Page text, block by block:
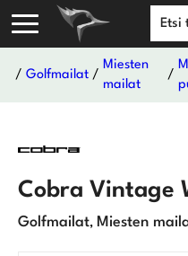
/Golfmailat /
Miesten
mailat
/
Cobra Vintage
Golfmailat, Miesten